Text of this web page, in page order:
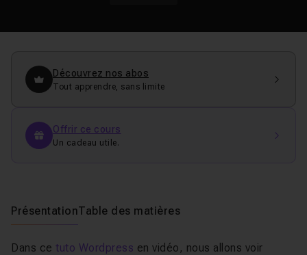
Découvrez nos abos
Tout apprendre, sans limite
Offrir ce cours
Un cadeau utile.
PrésentationTable des matières
Dans ce tuto Wordpress en vidéo, nous allons voir